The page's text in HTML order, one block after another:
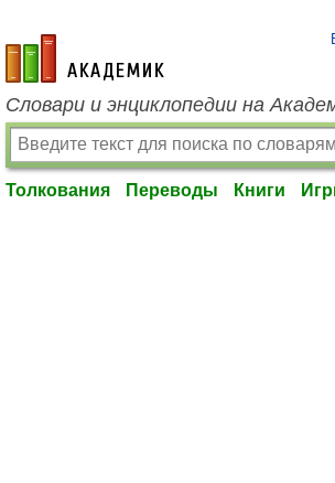
academic.ru
Словари и энциклопедии на
Толкования Переводы Книги